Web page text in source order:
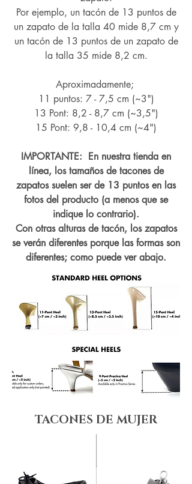
Por ejemplo, un tacón de 13 puntos de
un zapato de la talla 40 mide 8,7 cm y
un tacón de 13 puntos de un zapato de
la talla 35 mide 8,2 cm.
Aproximadamente;
11 puntos: 7 - 7,5 cm (~3")
13 Pont: 8,2 - 8,7 cm (~3,5")
15 Pont: 9,8 - 10,4 cm (~4")
IMPORTANTE: En nuestra tienda en
línea, los tamaños de tacones de
zapatos suelen ser de 13 puntos en las
fotos del producto (a menos que se
indique lo contrario).
Con otras alturas de tacón, los zapatos
se verán diferentes porque las formas son
diferentes; como puede ver abajo.
TACONES DE MUJER